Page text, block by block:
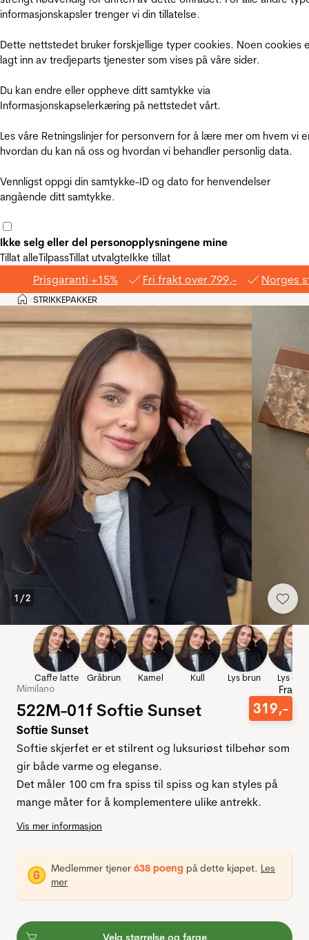
informasjonskapsler trenger vi din tillatelse.
Dette nettstedet bruker forskjellige typer cookies. Noen cookies
lagt inn av tredjeparts tjenester som vises på våre sider.
Du kan endre eller oppheve ditt samtykke via
Informasjonskapselerkæring på nettstedet vårt.
Les våre Retningslinjer for personvern for å lære mer om hvem vi
hvordan du kan nå oss og hvordan vi behandler personlig data.
Vennligst oppgi din samtykke-ID og dato for henvendelser
angående ditt samtykke.
Ikke selg eller del personopplysningene mine
Tillat alleTilpassTillat utvalgteIkke tillat
Prisgaranti +15% Fri frakt over 799,- Norges
Hjem
>STRIKKEPAKKER
1 /2
Caffe latte Gråbrun Kamel Kull Lys brun Lys grå
Mimilano
522M-01f Softie Sunset
Fra
319,-
Softie Sunset
Softie skjerfet er et stilrent og luksuriøst tilbehør som
gir både varme og eleganse.
Det måler 100 cm fra spiss til spiss og kan styles på
mange måter for å komplementere ulike antrekk.
Vis mer informasjon
Medlemmer tjener 638 poeng på dette kjøpet. Les
mer
Velg størrelse og farge